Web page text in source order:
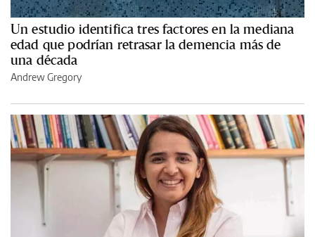
Un estudio identifica tres factores en la mediana
edad que podrían retrasar la demencia más de
una década
Andrew Gregory